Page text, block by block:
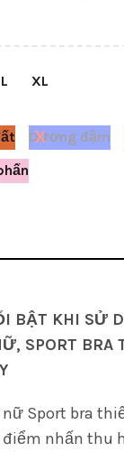
L XL
Dương đậm
BẬT KHI SỬ
SPORT BRA
nữ Sport bra
nhấn thu